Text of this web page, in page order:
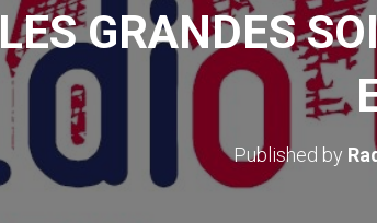
LES GRANDES
Published by